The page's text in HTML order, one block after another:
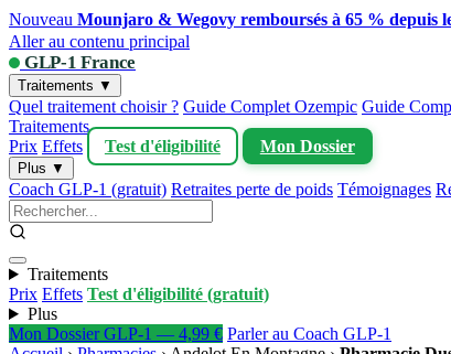
Nouveau Mounjaro & Wegovy remboursés à 65 % depuis
Aller au contenu principal
GLP-1 France
Traitements ▼
Quel traitement choisir ? Guide Complet Ozempic Guide
Traitements
Prix Effets Test d'éligibilité Mon Dossier
Plus ▼
Coach GLP-1 (gratuit) Retraites perte de poids Témoignages
Traitements
Prix Effets Test d'éligibilité (gratuit)
Plus
Mon Dossier GLP-1 — 4,99 € Parler au Coach GLP-1